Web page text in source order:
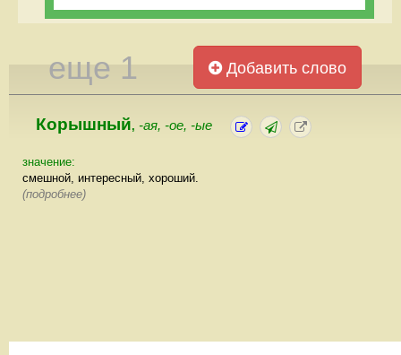
еще 1 Добавить слово
Корышный, -ая, -ое, -ые
значение:
смешной, интересный, хороший.
(подробнее)